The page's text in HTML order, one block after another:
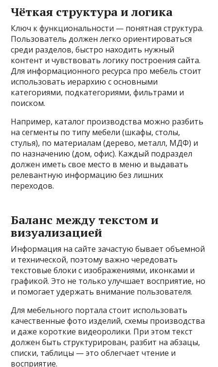
Чёткая структура и логика
Ключ к функциональности — понятная структура.
Пользователь должен легко ориентироваться
среди разделов, быстро находить нужный
контент и чувствовать логику построения сайта.
Для информационного ресурса про мебель стоит
использовать иерархию с основными
категориями, подкатегориями, фильтрами и
поиском.
Например, каталог производства можно разбить
на сегменты по типу мебели (шкафы, столы,
стулья), по материалам (дерево, металл, МДФ) и
по назначению (дом, офис). Каждый подраздел
должен иметь свое место в меню и выдавать
релевантную информацию без лишних
переходов.
Баланс между текстом и
визуализацией
Информация на сайте зачастую бывает объемной
и технической, поэтому важно чередовать
текстовые блоки с изображениями, иконками и
графикой. Это не только улучшает восприятие, но
и помогает удержать внимание пользователя.
Для мебельного портала стоит использовать
качественные фото изделий, схемы производства
и даже короткие видеоролики. При этом текст
должен быть структурирован, разбит на абзацы,
списки, таблицы — это облегчает чтение и
восприятие.